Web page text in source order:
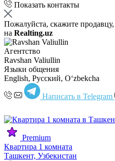
Показать контакты
Пожалуйста, скажите
на Realting.uz
Агентство
Ravshan Valiullin
Языки общения
English, Русский, Oʻzbekcha
Написать в Telegram
Premium
Квартира 1 комната
Ташкент, Узбекистан